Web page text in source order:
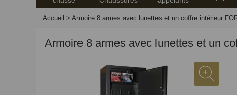
Accueil > Armoire 8 armes avec lunettes et un coffre intérieur
Armoire 8 armes avec lunettes et un